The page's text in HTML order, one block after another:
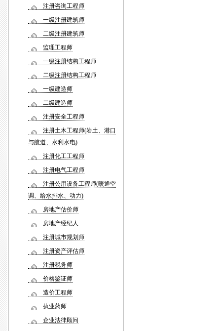
注册咨询工程师
一级注册建筑师
二级注册建筑师
监理工程师
一级注册结构工程师
二级注册结构工程师
一级建造师
二级建造师
注册安全工程师
注册土木工程师(岩土、港口
与航道、水利水电)
注册化工工程师
注册电气工程师
注册公用设备工程师(暖通空
调、给水排水、动力)
房地产估价师
房地产经纪人
注册城市规划师
注册资产评估师
注册税务师
价格鉴证师
造价工程师
执业药师
企业法律顾问